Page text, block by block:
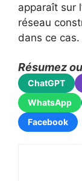
apparaît sur
réseau
dans ce cas.
Résumez
ChatGPT
WhatsApp
Facebook